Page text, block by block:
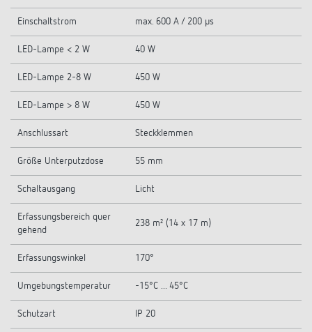
Einschaltstrom max. 600 A / 200 µs
LED-Lampe < 2 W 40 W
LED-Lampe 2-8 W 450 W
LED-Lampe > 8 W 450 W
Anschlussart Steckklemmen
Größe Unterputzdose 55 mm
Schaltausgang Licht
Erfassungsbereich quer
gehend
238 m² (14 x 17 m)
Erfassungswinkel 170°
Umgebungstemperatur -15°C ... 45°C
Schutzart IP 20